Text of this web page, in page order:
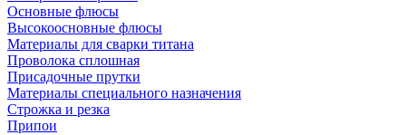
Основные флюсы
Высокоосновные флюсы
Материалы для сварки титана
Проволока сплошная
Присадочные прутки
Материалы специального назначения
Строжка и резка
Припои